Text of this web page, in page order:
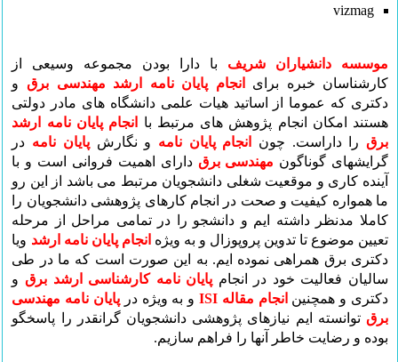
vizmag
موسسه دانشیاران شریف با دارا بودن مجموعه وسیعی از
کارشناسان خبره برای
انجام پایان نامه ارشد مهندسی برق و
دکتری که عموما از اساتید هیات علمی دانشگاه های مادر دولتی
هستند امکان انجام پژوهش های مرتبط با
انجام پایان نامه ارشد
برق را داراست. چون انجام پایان نامه و نگارشپایان نامه در
گرایشهای گوناگون مهندسی برق دارای اهمیت فروانی است و با
آینده کاری و موقعیت شغلی دانشجویان مرتبط می باشد از این رو
ما همواره کیفیت و صحت در انجام کارهای پژوهشی دانشجویان را
کاملا مدنظر داشته ایم و دانشجو را در تمامی مراحل از مرحله
تعیین موضوع تا تدوین پروپوزال و به ویژه انجام پایان نامه ارشد ویا
دکتری برق همراهی نموده ایم. به این صورت است که ما در طی
سالیان فعالیت خود در انجام پایان نامه کارشناسی ارشد برق و
دکتری و همچنین انجام مقاله ISI و به ویژه در پایان نامه مهندسی
برق توانسته ایم نیازهای پژوهشی دانشجویان گرانقدر را پاسخگو
بوده و رضایت خاطر آنها را فراهم سازیم.